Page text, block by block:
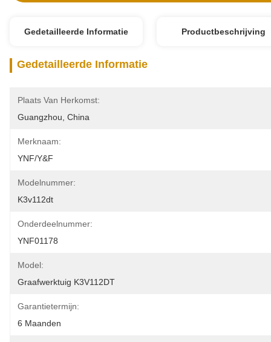
Gedetailleerde Informatie Productbeschrijving
Gedetailleerde Informatie
Plaats Van Herkomst:
Guangzhou, China
Merknaam:
YNF/Y&F
Modelnummer:
K3v112dt
Onderdeelnummer:
YNF01178
Model:
Graafwerktuig K3V112DT
Garantietermijn:
6 Maanden